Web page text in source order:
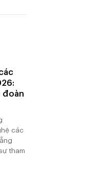
đoàn
các
tham